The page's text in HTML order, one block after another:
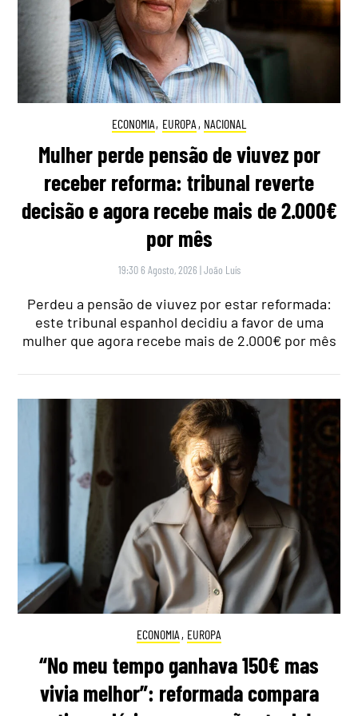
ECONOMIA, EUROPA , NACIONAL
Mulher perde pensão de viuvez por
receber reforma: tribunal reverte
decisão e agora recebe mais de 2.000€
por mês
19:30 6 Agosto, 2026 |João Luís
Perdeu a pensão de viuvez por estar reformada:
este tribunal espanhol decidiu a favor de uma
mulher que agora recebe mais de 2.000€ por mês
ECONOMIA , EUROPA
“No meu tempo ganhava 150€ mas
vivia melhor”: reformada compara